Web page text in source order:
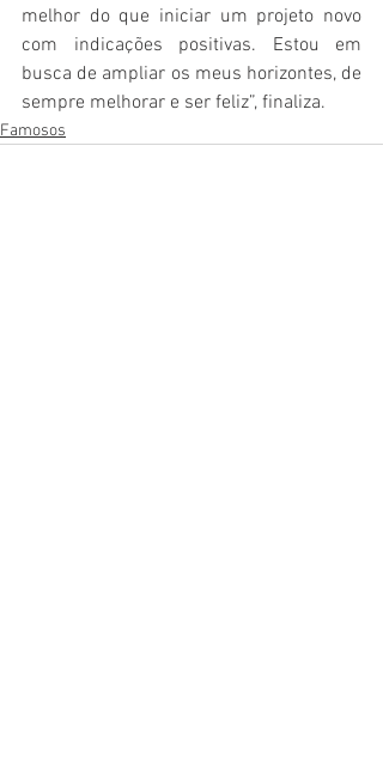
melhor do que iniciar um projeto novo
com indicações positivas. Estou em
busca de ampliar os meus horizontes, de
sempre melhorar e ser feliz”, finaliza.
Famosos